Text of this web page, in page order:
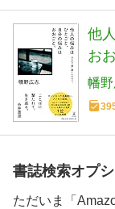
他
お
幡
書誌検索オプ
ただいま「